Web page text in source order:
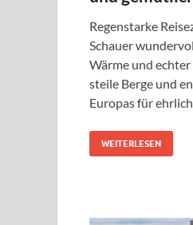
Regenstarke
Schauer
Wärme und
steile Berge und
Europas für
WEITERLESEN